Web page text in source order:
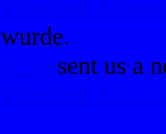
wurde.
sent us a